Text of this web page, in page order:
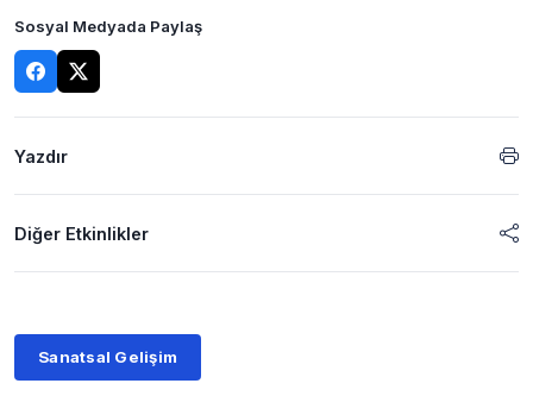
Sosyal Medyada Paylaş
Yazdır
Diğer Etkinlikler
Sanatsal Gelişim